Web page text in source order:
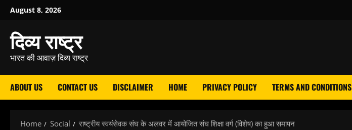
Skip
content
August 8, 2026
दिव्य राष्ट्र
भारत की आवाज़ दिव्य राष्ट्र
ABOUT US CONTACT US DISCLAIMER HOME PRIVACY POLICY TERMS AND CONDITIONS
Home Social राष्ट्रीय स्वयंसेवक संघ के अलवर में आयोजित संघ शिक्षा वर्ग (विशेष) का हुआ समापन